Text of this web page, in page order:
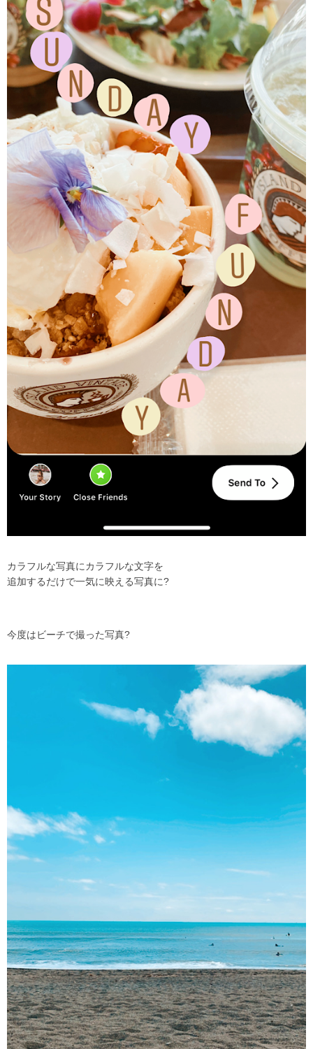
カラフルな写真にカラフルな文字を
追加するだけで一気に映える写真に?
今度はビーチで撮った写真?